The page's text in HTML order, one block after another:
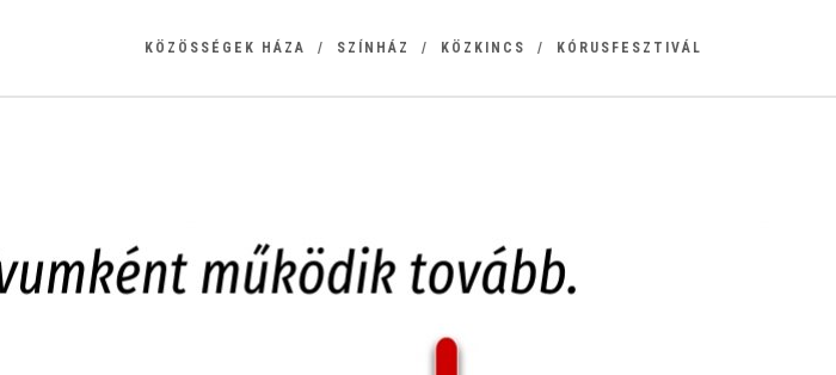
KÖZÖSSÉGEK HÁZA SZÍNHÁZ KÖZKINCS KÓRUSFESZTIVÁL